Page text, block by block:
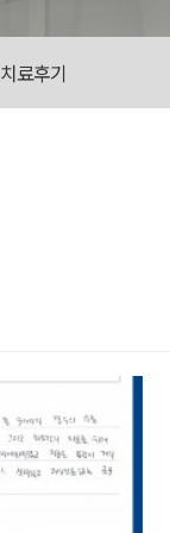
치료후기